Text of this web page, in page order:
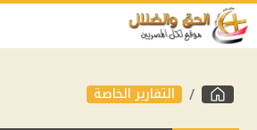
التقارير الخاصة